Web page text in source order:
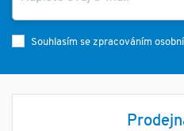
Souhlasím se zpracováním